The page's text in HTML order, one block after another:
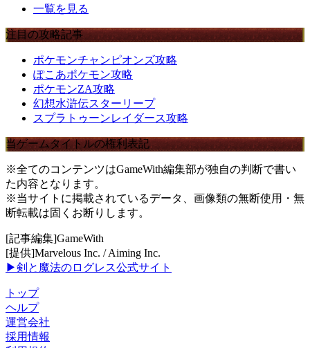
一覧を見る
注目の攻略記事
ポケモンチャンピオンズ攻略
ぽこあポケモン攻略
ポケモンZA攻略
幻想水滸伝スターリープ
スプラトゥーンレイダース攻略
当ゲームタイトルの権利表記
※全てのコンテンツはGameWith編集部が独自の判断で書い
た内容となります。
※当サイトに掲載されているデータ、画像類の無断使用・無
断転載は固くお断りします。
[記事編集]GameWith
[提供]Marvelous Inc. / Aiming Inc.
▶剣と魔法のログレス公式サイト
トップ
ヘルプ
運営会社
採用情報